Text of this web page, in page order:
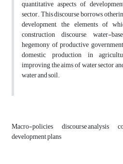
quantitative aspects of
sector. This discourse borrows
development, the elements of
construction discourse, water-
hegemony of productive
domestic production in
improving the aims of water sector
water and soil.
Macro-policies discourse analysis
development plans